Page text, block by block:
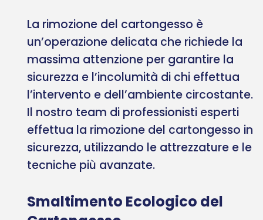
La rimozione del cartongesso è
un’operazione delicata che richiede la
massima attenzione per garantire la
sicurezza e l’incolumità di chi effettua
l’intervento e dell’ambiente circostante.
Il nostro team di professionisti esperti
effettua la rimozione del cartongesso in
sicurezza, utilizzando le attrezzature e le
tecniche più avanzate.
Smaltimento Ecologico del